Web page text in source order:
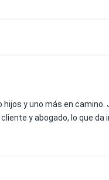
y uno más en
y abogado, lo que